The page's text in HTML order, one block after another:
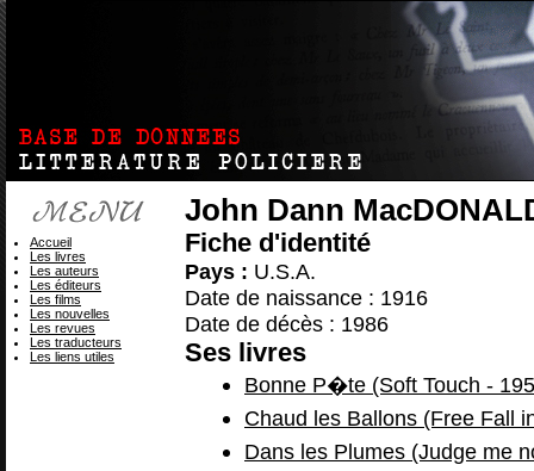
John Dann
Fiche d'identité
Pays : U.S.A.
Date de naissance : 1916
Date de décès : 1986
Ses livres
Bonne P�te (Soft Touch -
Chaud les Ballons (Free Fall
Dans les Plumes (Judge me
Accueil
Les livres
Les auteurs
Les éditeurs
Les films
Les nouvelles
Les revues
Les traducteurs
Les liens utiles